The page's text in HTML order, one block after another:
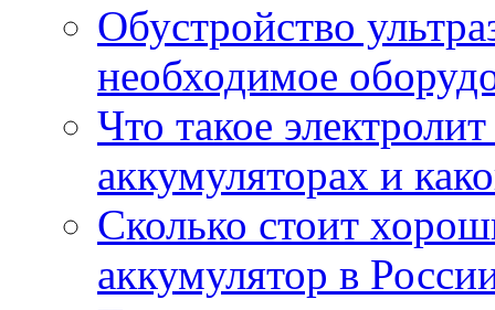
Обустройство
необходимое
Что такое
аккумуляторах и
Сколько стоит
аккумулятор в